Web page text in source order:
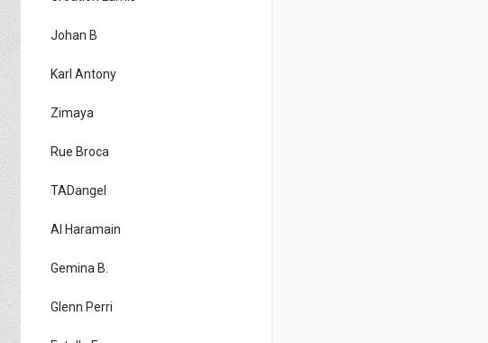
Johan B
Karl Antony
Zimaya
Rue Broca
TADangel
Al Haramain
Gemina B.
Glenn Perri